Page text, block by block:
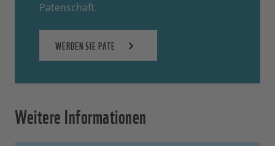
Patenschaft.
WERDEN SIE PATE
Weitere Informationen